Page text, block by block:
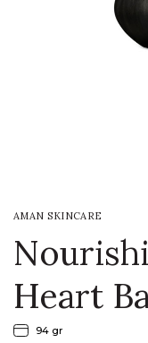
AMAN SKINCARE
Heart
94 gr